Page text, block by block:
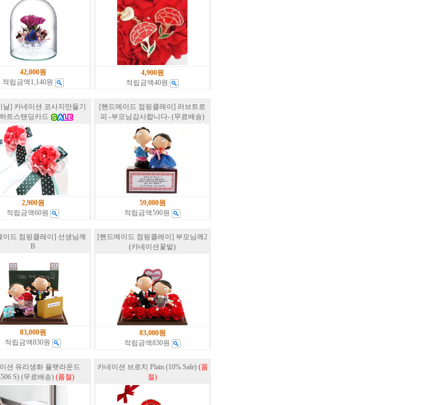
42,000원
적립금액1,140원
4,900원
적립금액40원
날] 카네이션 코사지만들기
트스탠딩카드
2,900원
적립금액60원
[핸드메이드 점핑클레이] 러브트로
피 -부모님감사합니다- (무료배송)
59,000원
적립금액590원
이드 점핑클레이] 선생님께
B
83,000원
적립금액830원
[핸드메이드 점핑클레이] 부모님께2
(카네이션꽃밭)
83,000원
적립금액830원
션 유리생화 플랫라운드
S) (무료배송) (품절)
카네이션 브로치 Plain (10% Sale) (품
절)